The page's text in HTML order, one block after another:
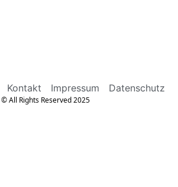
Kontakt Impressum Datenschutz
© All Rights Reserved 2025